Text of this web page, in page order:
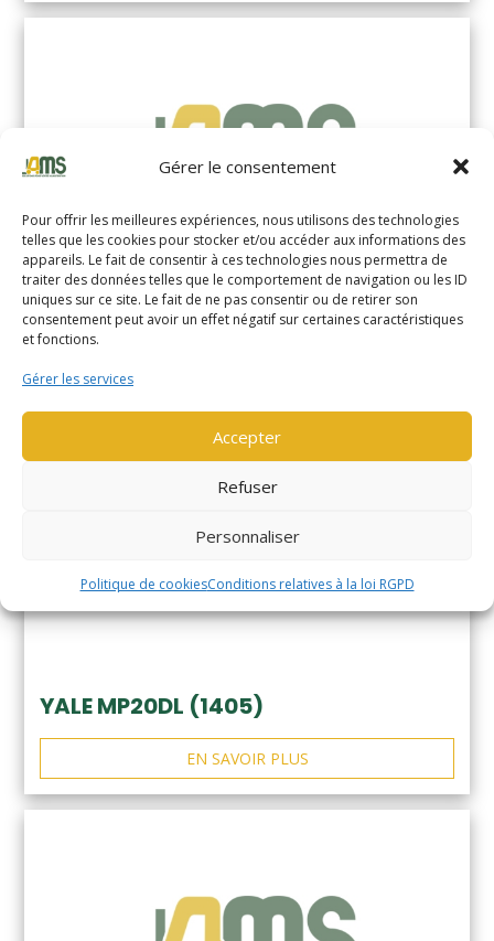
Gérer le consentement
Pour offrir les meilleures expériences, nous utilisons des technologies
telles que les cookies pour stocker et/ou accéder aux informations des
appareils. Le fait de consentir à ces technologies nous permettra de
traiter des données telles que le comportement de navigation ou les ID
uniques sur ce site. Le fait de ne pas consentir ou de retirer son
consentement peut avoir un effet négatif sur certaines caractéristiques
et fonctions.
Gérer les services
Accepter
Refuser
Personnaliser
Politique de cookiesConditions relatives à la loi RGPD
YALE MS14XIL (2510)
YALE MP20DL (1405)
EN SAVOIR PLUS